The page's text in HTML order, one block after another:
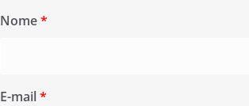
Nome*
E-mail*